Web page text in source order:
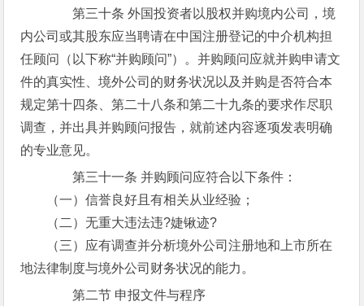
第三十条 外国投资者以股权并购境内公司，境
内公司或其股东应当聘请在中国注册登记的中介机构担
任顾问（以下称“并购顾问”）。并购顾问应就并购申请文
件的真实性、境外公司的财务状况以及并购是否符合本
规定第十四条、第二十八条和第二十九条的要求作尽职
调查，并出具并购顾问报告，就前述内容逐项发表明确
的专业意见。
第三十一条 并购顾问应符合以下条件：
（一）信誉良好且有相关从业经验；
（二）无重大违法违?婕锹迹?
（三）应有调查并分析境外公司注册地和上市所在
地法律制度与境外公司财务状况的能力。
第二节 申报文件与程序